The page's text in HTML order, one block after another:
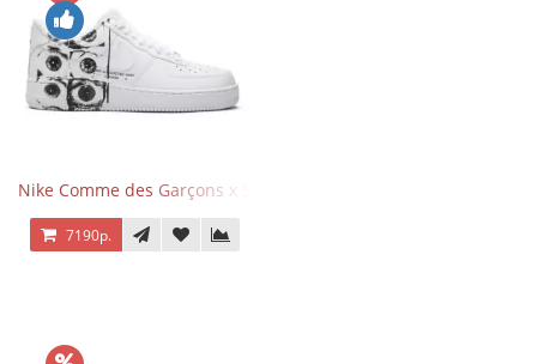
Nike Comme des Garçons x Supreme x Air Force 1 Low Eyes
7190р.